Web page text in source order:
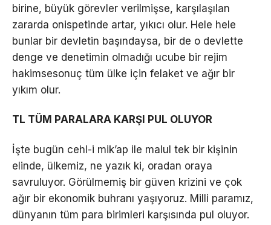
birine, büyük görevler verilmişse, karşılaşılan
zararda onispetinde artar, yıkıcı olur. Hele hele
bunlar bir devletin başındaysa, bir de o devlette
denge ve denetimin olmadığı ucube bir rejim
hakimsesonuç tüm ülke için felaket ve ağır bir
yıkım olur.
TL TÜM PARALARA KARŞI PUL OLUYOR
İşte bugün cehl-i mik’ap ile malul tek bir kişinin
elinde, ülkemiz, ne yazık ki, oradan oraya
savruluyor. Görülmemiş bir güven krizini ve çok
ağır bir ekonomik buhranı yaşıyoruz. Milli paramız,
dünyanın tüm para birimleri karşısında pul oluyor.